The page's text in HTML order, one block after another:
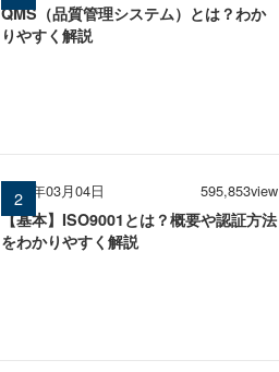
QMS（品質管理システム）とは？わか
りやすく解説
2026年03月04日 595,853view
【基本】ISO9001とは？概要や認証方法
をわかりやすく解説